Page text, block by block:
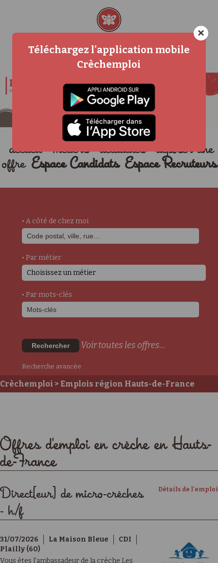
accueil métiers actualités
déposer une
offre Espace Candidats Espace Recruteurs
• A côté de chez moi
• Par métier
Choisissez un métier
• Par mots-clés
Rechercher Voir toutes les offres...
Recherche avancée
Crèchemploi > Emplois région Hauts-de-France
Offres d'emploi en crèche en Hauts-
de-France
Détails de l'emploi
Direct[eur] de micro-crèches
- h/f
31/07/2026 La Maison Bleue
CDI
Plailly (60)
Vous êtes l'ambassadeur de la crèche Les
×
Téléchargez l'application mobile
Crèchemploi